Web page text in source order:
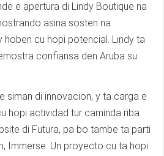
e apertura di Lindy Boutique na
asina sosten na
cu hopi potencial. Lindy ta
confiansa den Aruba su
siman di innovacion, y ta carga e
hopi actividad tur caminda riba
di Futura, pa bo tambe ta parti
Immerse. Un proyecto cu ta hopi